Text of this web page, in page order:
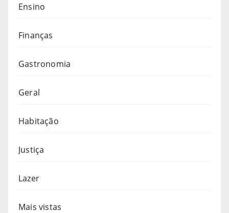
Ensino
Finanças
Gastronomia
Geral
Habitação
Justiça
Lazer
Mais vistas